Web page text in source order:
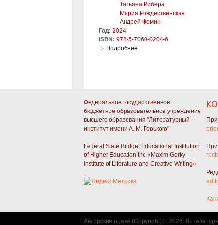
Татьяна Рибера
Мария Рождественская
Андрей Фомин
Год: 2024
ISBN: 978-5-7060-0204-6
Подробнее
Федеральное государственное
бюджетное образовательное учреждение
высшего образования "Литературный
институт имени А. М. Горького"
Federal State Budget Educational Institution
of Higher Education the «Maxim Gorky
Institute of Literature and Creative Writing»
Авторские права (Copyright) © 2026,